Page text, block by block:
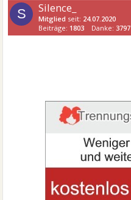
S Silence_
Mitglied seit: 24.07.2020
Beiträge: 1803 Danke:3797